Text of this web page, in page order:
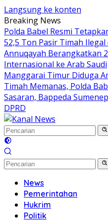
Langsung ke konten
Breaking News
Polda Babel Resmi
52,5 Ton Pasir Timah
Annuqayah Berangkatkan
Internasional ke Arab Saudi
Manggarai Timur Diduga
Timah Memanas, Polda
Sasaran, Bappeda
DPRD
News
Pemerintahan
Hukrim
Politik